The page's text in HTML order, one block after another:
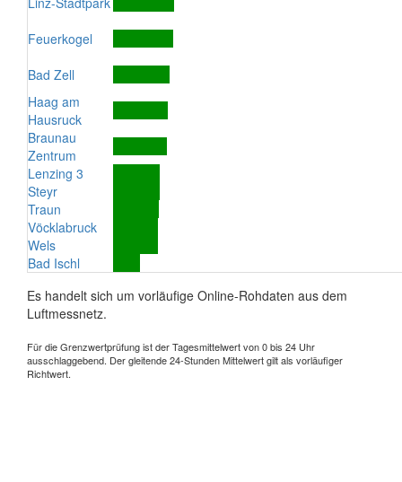
Feuerkogel
Bad Zell
Haag am
Hausruck
Braunau
Zentrum
Lenzing 3
Steyr
Traun
Vöcklabruck
Wels
Bad Ischl
Es handelt sich um vorläufige Online-Rohdaten aus dem
Luftmessnetz.
Für die Grenzwertprüfung ist der Tagesmittelwert von 0 bis 24 Uhr
ausschlaggebend. Der gleitende 24-Stunden Mittelwert gilt als vorläufiger
Richtwert.